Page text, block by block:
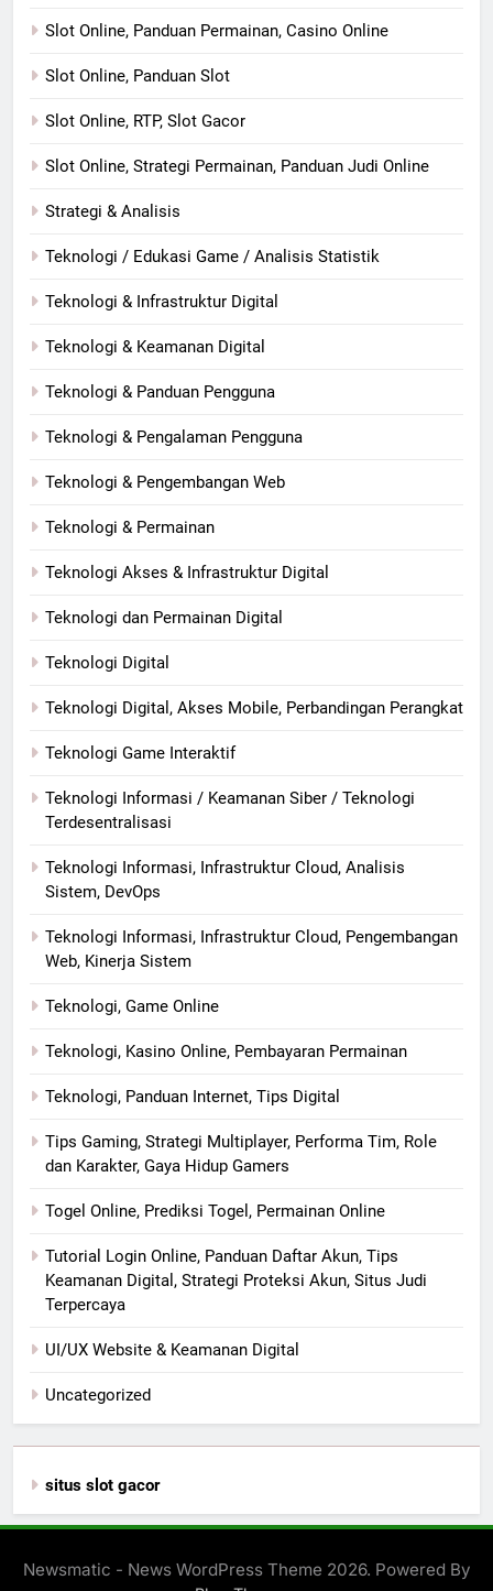
Slot Online, Panduan Permainan, Casino Online
Slot Online, Panduan Slot
Slot Online, RTP, Slot Gacor
Slot Online, Strategi Permainan, Panduan Judi Online
Strategi & Analisis
Teknologi / Edukasi Game / Analisis Statistik
Teknologi & Infrastruktur Digital
Teknologi & Keamanan Digital
Teknologi & Panduan Pengguna
Teknologi & Pengalaman Pengguna
Teknologi & Pengembangan Web
Teknologi & Permainan
Teknologi Akses & Infrastruktur Digital
Teknologi dan Permainan Digital
Teknologi Digital
Teknologi Digital, Akses Mobile, Perbandingan Perangkat
Teknologi Game Interaktif
Teknologi Informasi / Keamanan Siber / Teknologi
Terdesentralisasi
Teknologi Informasi, Infrastruktur Cloud, Analisis
Sistem, DevOps
Teknologi Informasi, Infrastruktur Cloud, Pengembangan
Web, Kinerja Sistem
Teknologi, Game Online
Teknologi, Kasino Online, Pembayaran Permainan
Teknologi, Panduan Internet, Tips Digital
Tips Gaming, Strategi Multiplayer, Performa Tim, Role
dan Karakter, Gaya Hidup Gamers
Togel Online, Prediksi Togel, Permainan Online
Tutorial Login Online, Panduan Daftar Akun, Tips
Keamanan Digital, Strategi Proteksi Akun, Situs Judi
Terpercaya
UI/UX Website & Keamanan Digital
Uncategorized
situs slot gacor
Newsmatic - News WordPress Theme 2026. Powered By